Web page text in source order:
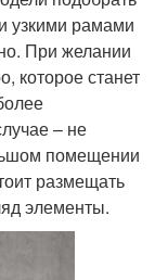
узкими рамами
При желании
которое станет
– не
помещении
размещать
элементы.